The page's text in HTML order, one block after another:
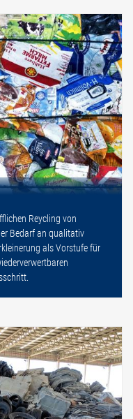
Reycling von
Bedarf an qualitativ
als Vorstufe für